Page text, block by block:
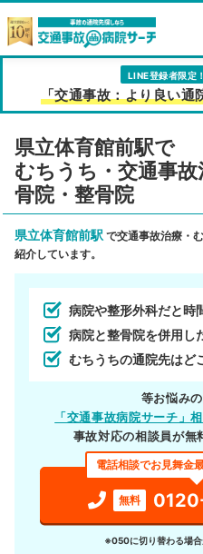
LINE登録者限定！
「交通事故：より良い通
県立体育館前駅で
むちうち・交通事
骨院・整骨院
県立体育館前駅 で交通事故治療・
紹介しています。
病院や整形外科だと時
病院と整骨院を併用し
むちうちの通院先はど
等お悩みの
「交通事故病院サーチ」
事故対応の相談員が無
電話相談でお見舞金
無料
※050に切り替わる場合